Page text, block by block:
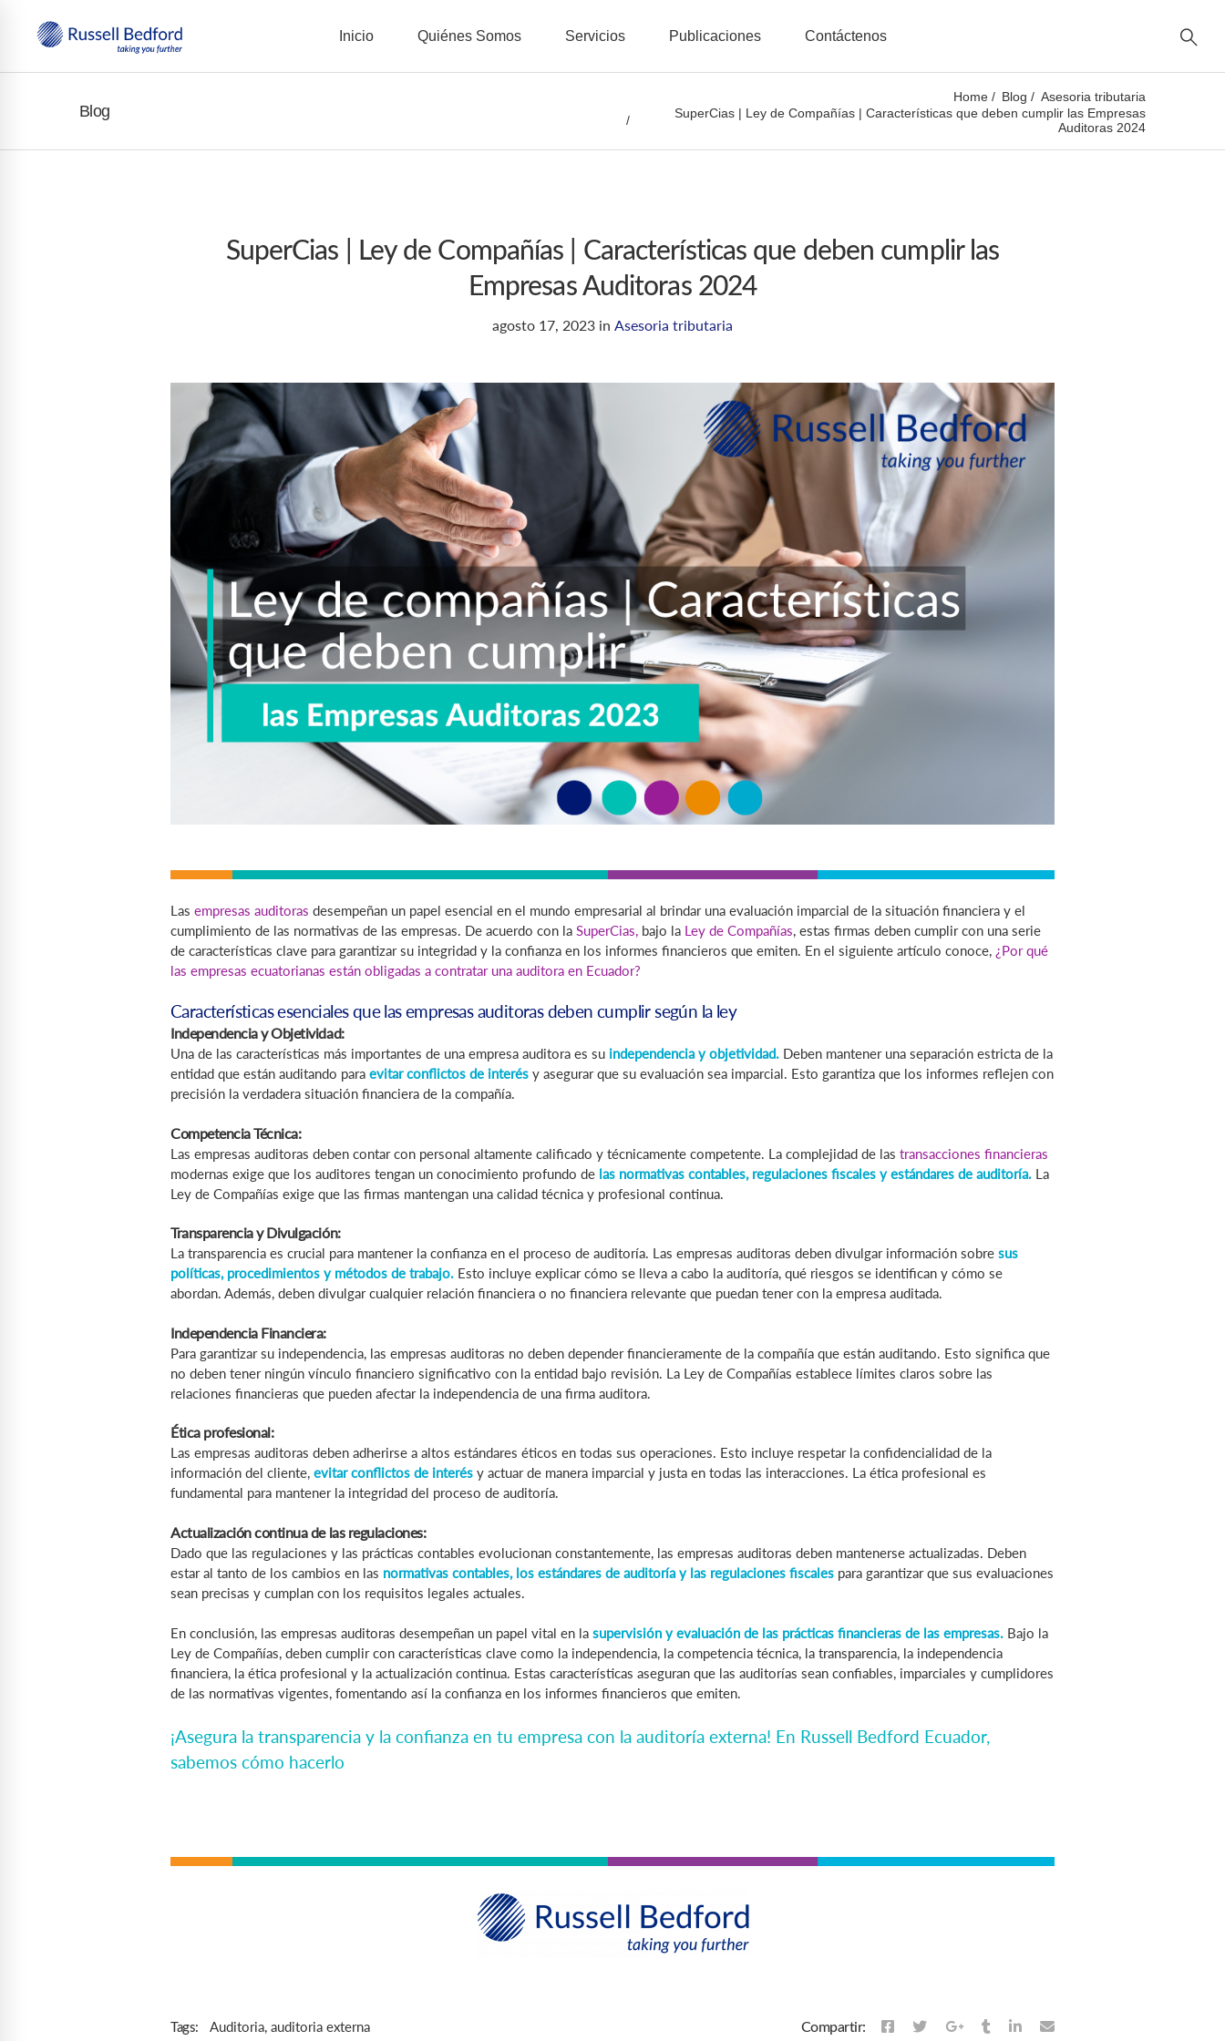
Inicio Quiénes Somos Servicios Publicaciones Contáctenos
Blog
Home Blog
Asesoria tributaria
SuperCias | Ley de Compañías | Características que deben cumplir las Empresas
Auditoras 2024
SuperCias | Ley de Compañías | Características que deben cumplir las
Empresas Auditoras 2024
agosto 17, 2023in Asesoria tributaria
Las empresas auditoras desempeñan un papel esencial en el mundo empresarial al brindar una evaluación imparcial de la situación financiera y el
cumplimiento de las normativas de las empresas. De acuerdo con la SuperCias, bajo la Ley de Compañías , estas firmas deben cumplir con una serie
de características clave para garantizar su integridad y la confianza en los informes financieros que emiten. En el siguiente artículo conoce, ¿Por qué
las empresas ecuatorianas están obligadas a contratar una auditora en Ecuador?
Características esenciales que las empresas auditoras deben cumplir según la ley
Independencia y Objetividad:
Una de las características más importantes de una empresa auditora es su independencia y objetividad. Deben mantener una separación estricta de la
entidad que están auditando para evitar conflictos de interés y asegurar que su evaluación sea imparcial. Esto garantiza que los informes reflejen con
precisión la verdadera situación financiera de la compañía.
Competencia Técnica:
Las empresas auditoras deben contar con personal altamente calificado y técnicamente competente. La complejidad de las transacciones financieras
modernas exige que los auditores tengan un conocimiento profundo de las normativas contables, regulaciones fiscales y estándares de auditoría. La
Ley de Compañías exige que las firmas mantengan una calidad técnica y profesional continua.
Transparencia y Divulgación:
La transparencia es crucial para mantener la confianza en el proceso de auditoría. Las empresas auditoras deben divulgar información sobre sus
políticas, procedimientos y métodos de trabajo. Esto incluye explicar cómo se lleva a cabo la auditoría, qué riesgos se identifican y cómo se
abordan. Además, deben divulgar cualquier relación financiera o no financiera relevante que puedan tener con la empresa auditada.
Independencia Financiera:
Para garantizar su independencia, las empresas auditoras no deben depender financieramente de la compañía que están auditando. Esto significa que
no deben tener ningún vínculo financiero significativo con la entidad bajo revisión. La Ley de Compañías establece límites claros sobre las
relaciones financieras que pueden afectar la independencia de una firma auditora.
Ética profesional:
Las empresas auditoras deben adherirse a altos estándares éticos en todas sus operaciones. Esto incluye respetar la confidencialidad de la
información del cliente, evitar conflictos de interés y actuar de manera imparcial y justa en todas las interacciones. La ética profesional es
fundamental para mantener la integridad del proceso de auditoría.
Actualización continua de las regulaciones:
Dado que las regulaciones y las prácticas contables evolucionan constantemente, las empresas auditoras deben mantenerse actualizadas. Deben
estar al tanto de los cambios en las normativas contables, los estándares de auditoría y las regulaciones fiscales para garantizar que sus evaluaciones
sean precisas y cumplan con los requisitos legales actuales.
En conclusión, las empresas auditoras desempeñan un papel vital en la supervisión y evaluación de las prácticas financieras de las empresas. Bajo la
Ley de Compañías, deben cumplir con características clave como la independencia, la competencia técnica, la transparencia, la independencia
financiera, la ética profesional y la actualización continua. Estas características aseguran que las auditorías sean confiables, imparciales y cumplidores
de las normativas vigentes, fomentando así la confianza en los informes financieros que emiten.
¡Asegura la transparencia y la confianza en tu empresa con la auditoría externa! En Russell Bedford Ecuador,
sabemos cómo hacerlo
Tags: Auditoria, auditoria externa Compartir: